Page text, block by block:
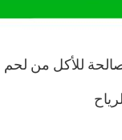
للأكل من لحم